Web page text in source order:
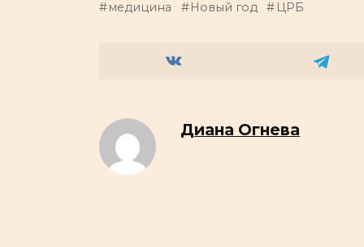
медицина Новый год ЦРБ
Диана Огнева